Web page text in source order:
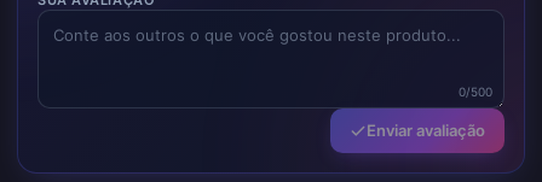
0/500
Enviar avaliação